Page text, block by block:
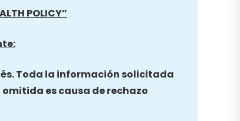
POLICY”
Toda la información solicitada
es causa de rechazo